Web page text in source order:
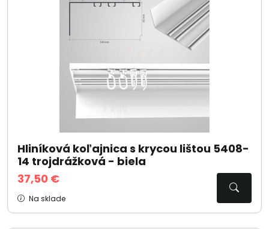
Hliníková koľajnica s krycou lištou 5408-
14 trojdrážková - biela
37,50 €
Na sklade